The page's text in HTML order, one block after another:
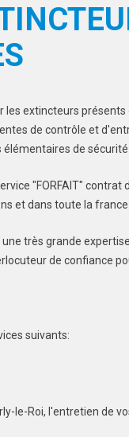
extincteurs présents
de contrôle et
de
"FORFAIT"
et dans toute la france.
très grande expertise
de confiance
suivants:
le-Roi, l'entretien de